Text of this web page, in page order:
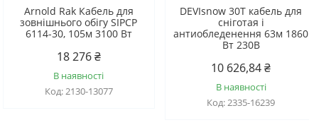
Arnold Rak Кабель для
зовнішнього обігу SIPCP
6114-30, 105м 3100 Вт
18 276 ₴
В наявності
2130-13077
DEVIsnow 30T кабель для
сніготая і
антиобледенення 63м 1860
Вт 230B
10 626,84 ₴
В наявності
2335-16239